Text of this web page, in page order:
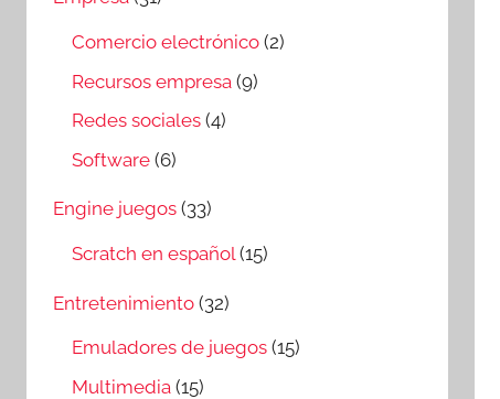
Comercio electrónico (2)
Recursos empresa (9)
Redes sociales (4)
Software (6)
Engine juegos (33)
Scratch en español(15)
Entretenimiento (32)
Emuladores de juegos (15)
Multimedia (15)